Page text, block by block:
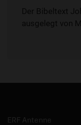
Der Bibeltext
ausgelegt von
ERF Antenne